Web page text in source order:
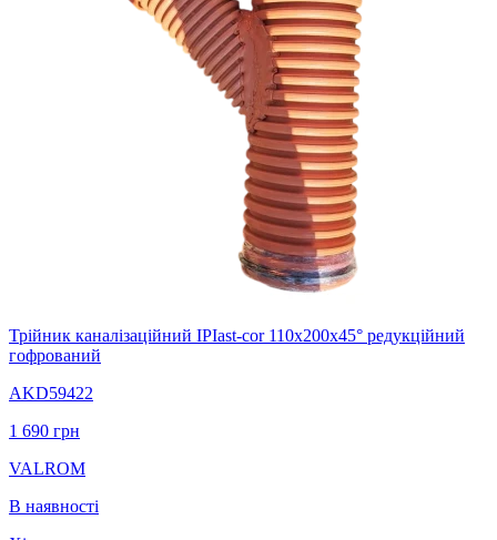
Трійник каналізаційний IPIast-cor 110х200х45° редукційний
гофрований
AKD59422
1 690 грн
VALROM
В наявності